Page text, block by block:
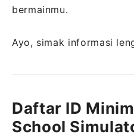
bermainmu.
Ayo, simak informasi
Daftar ID
School